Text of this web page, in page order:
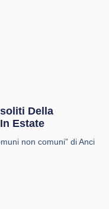
Della
Estate
non comuni” di Anci